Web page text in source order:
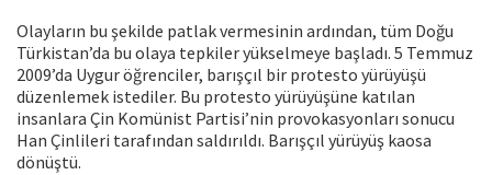
Olayların bu şekilde patlak vermesinin ardından, tüm Doğu
Türkistan’da bu olaya tepkiler yükselmeye başladı. 5 Temmuz
2009’da Uygur öğrenciler, barışçıl bir protesto yürüyüşü
düzenlemek istediler. Bu protesto yürüyüşüne katılan
insanlara Çin Komünist Partisi’nin provokasyonları sonucu
Han Çinlileri tarafından saldırıldı. Barışçıl yürüyüş kaosa
dönüştü.